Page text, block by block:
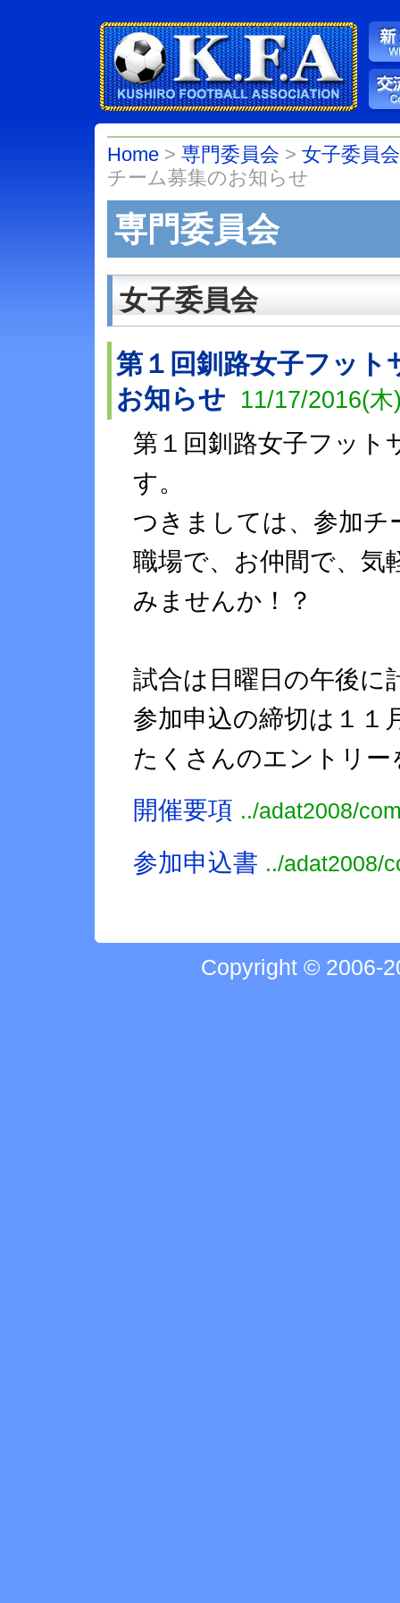
Home >専門委員会 >女子委員会
チーム募集のお知らせ
専門委員会
女子委員会
第１回釧路女子フット
お知らせ 11/17/2016(木
第１回釧路女子フット
す。
つきましては、参加チ
職場で、お仲間で、気
みませんか！？
試合は日曜日の午後に
参加申込の締切は１１
たくさんのエントリ
開催要項 ../adat2008/
参加申込書 ../adat2008/
Copyright © 2006-